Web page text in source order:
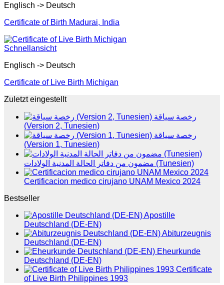
Englisch -> Deutsch
Certificate of Birth Madurai, India
Schnellansicht
Englisch -> Deutsch
Certificate of Live Birth Michigan
Zuletzt eingestellt
رخصة سياقة
(Version 2, Tunesien)
رخصة سياقة
(Version 1, Tunesien)
مضمون من دفاتر الحالة المدنية الولادات (Tunesien)
Certificacion medico cirujano UNAM Mexico 2024
Bestseller
Apostille
Deutschland (DE-EN)
Abiturzeugnis
Deutschland (DE-EN)
Eheurkunde
Deutschland (DE-EN)
Certificate
of Live Birth Philippines 1993